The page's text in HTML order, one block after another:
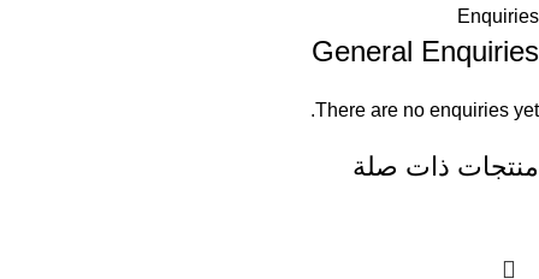
Enquiries
General Enquiries
There are no enquiries yet.
منتجات ذات صلة